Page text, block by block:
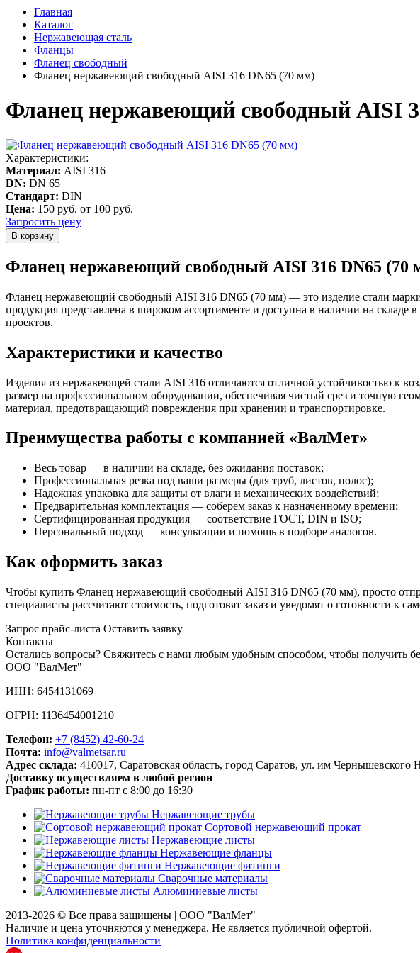
Главная
Каталог
Нержавеющая сталь
Фланцы
Фланец свободный
Фланец нержавеющий свободный AISI 316 DN65 (70 мм)
Фланец нержавеющий свободный AISI
Характеристики:
Материал: AISI 316
DN: DN 65
Стандарт: DIN
Цена: 150 руб. от 100 руб.
Запросить цену
Фланец нержавеющий свободный AISI 316 DN65 (70
Фланец нержавеющий свободный AISI 316 DN65 (70 мм) — это изделие стали
продукция представлена в широком ассортименте и доступна в наличии на
проектов.
Характеристики и качество
Изделия из нержавеющей стали AISI 316 отличаются отличной устойчивостью к
размер на профессиональном оборудовании, обеспечивая чистый срез и точную
материал, предотвращающий повреждения при хранении и транспортировке.
Преимущества работы с компанией «ВалМет»
Весь товар — в наличии на складе, без ожидания поставок;
Профессиональная резка под ваши размеры (для труб, листов, полос);
Надежная упаковка для защиты от влаги и механических воздействий;
Предварительная комплектация — соберем заказ к назначенному времени;
Сертифицированная продукция — соответствие ГОСТ, DIN и ISO;
Персональный подход — консультации и помощь в подборе аналогов.
Как оформить заказ
Чтобы купить Фланец нержавеющий свободный AISI 316 DN65 (70 мм), просто
специалисты рассчитают стоимость, подготовят заказ и уведомят о готовности
Запрос прайс-листа Оставить заявку
Контакты
Остались вопросы? Свяжитесь с нами любым удобным способом, чтобы получить
ООО "ВалМет"
ИНН: 6454131069
ОГРН: 1136454001210
Телефон: +7 (8452) 42-60-24
Почта: info@valmetsar.ru
Адрес склада: 410017, Саратовская область, город Саратов, ул. им Чернышевского
Доставку осуществляем в любой регион
График работы: пн-пт с 8:00 до 16:30
Нержавеющие трубы
Сортовой нержавеющий прокат
Нержавеющие листы
Нержавеющие фланцы
Нержавеющие фитинги
Сварочные материалы
Алюминиевые листы
2013-2026 © Все права защищены | ООО "ВалМет"
Наличие и цена уточняются у менеджера. Не является публичной офертой.
Политика конфиденциальности